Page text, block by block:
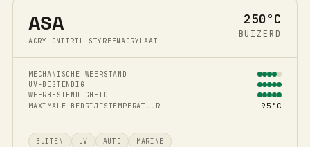
ASA
ACRYLONITRIL-STYREENACRYLAAT
250°C
BUIZERD
MECHANISCHE WEERSTAND
UV-BESTENDIG
WEERBESTENDIGHEID
MAXIMALE BEDRIJFSTEMPERATUUR
95°C
BUITEN UV AUTO MARINE